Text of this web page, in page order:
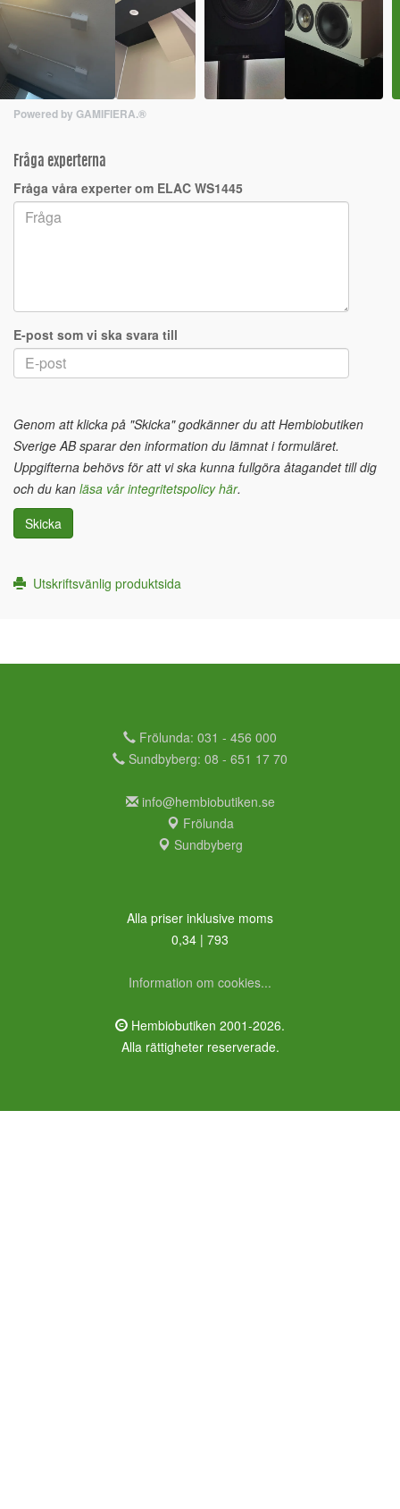
Powered by GAMIFIERA.®
Fråga experterna
Fråga våra experter om ELAC WS1445
E-post som vi ska svara till
Genom att klicka på "Skicka" godkänner du att Hembiobutiken
Sverige AB sparar den information du lämnat i formuläret.
Uppgifterna behövs för att vi ska kunna fullgöra åtagandet till dig
och du kan läsa vår integritetspolicy här.
Skicka
Utskriftsvänlig produktsida
Frölunda: 031 - 456 000
Sundbyberg: 08 - 651 17 70
info@hembiobutiken.se
Frölunda
Sundbyberg
Alla priser inklusive moms
0,34 | 793
Information om cookies...
Hembiobutiken 2001-2026.
Alla rättigheter reserverade.